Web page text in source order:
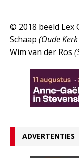
© 2018 beeld Lex
Schaap (Oude
Wim van der Ros
ADVERTENTIES